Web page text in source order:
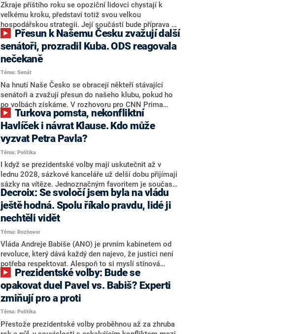
dodal. Řešení u Andreje Babiše ale hodnotit nechtěl.
Zkraje příštího roku se opoziční lidovci chystají k
velkému kroku, představí totiž svou velkou
hospodářskou strategii. Její součástí bude příprava na
stárnutí populace, řekl ve středu na setkání s novináři
nový předseda lidovců Jan Grolich. Ten zároveň v
senátních volbách kandiduje ve Vyškově. Popsal i
aktivitu opozice, o níž vládní strany nebo političtí
komentátoři mluví jako o slabé a v defenzivě. „Je to
úmorná práce upozorňovat na chyby vlády. Ministři s
námi navíc nechodí do debat. Chceme ale ukazovat
svoje témata,“ odpověděl Grolich na dotaz CNN Prima
NEWS.
senátoři, prozradil Kuba. ODS reagovala
nečekaně
Téma: Senát
Na hnutí Naše Česko se obracejí někteří stávající
senátoři a zvažují přesun do našeho klubu, pokud ho
po volbách získáme. V rozhovoru pro CNN Prima
NEWS to řekl zakladatel hnutí a jihočeský hejtman
Martin Kuba. Konkrétní nebyl, ale získat by takto mohl
například senátora Zdeňka Hrabu, který je dnes
součástí klubu ODS a TOP 09. Hraba to na dotaz
redakce nevyloučil. Předseda klubu senátorů ODS
Zdeněk Nytra redakci řekl, že počítá s odchodem
některých senátorů z klubu a že Naše Česko není
nepřítel, ale soupeř.
Havlíček i návrat Klause. Kdo může
vyzvat Petra Pavla?
Téma: Politika
I když se prezidentské volby mají uskutečnit až v
lednu 2028, sázkové kanceláře už delší dobu přijímají
sázky na vítěze. Jednoznačným favoritem je současná
hlava státu Petr Pavel. Daleko za ním pak bookmakeři
zmiňují dva výrazné politiky ANO, tedy premiéra
Andreje Babiše a ministra průmyslu Karla Havlíčka.
Oblíbeným tipem samotných sázkařů je poslanec za
Motoristy Filip Turek. Politolog Jan Kubáček nicméně
o případné kandidatuře kohokoliv ze zmíněné trojice
značně pochybuje. Podle něj současná koalice dosud
nemá osobu, která by Pavlovi mohla konkurovat.
Decroix: Se svoločí jsem byla na vládu
ještě hodná. Spolu říkalo pravdu, lidé ji
nechtěli vidět
Téma: Rozhovor
Vláda Andreje Babiše (ANO) je prvním kabinetem od
revoluce, který dává každý den najevo, že justici není
potřeba respektovat. Alespoň to si myslí stínová
ministryně spravedlnosti ODS Eva Decroix. V
rozhovoru pro CNN Prima NEWS si nebrala servítky
ohledně politického výkonu svého nástupce Jeronýma
Tejce (za ANO) či vládní zmocněnkyně pro lidská
práva Taťány Malé (ANO). Označením „svoloč“ na
adresu vlády prý byla ještě hodná. Decroix se také
opakovat duel Pavel vs. Babiš? Experti
zmiňují pro a proti
Téma: Politika
Přestože prezidentské volby proběhnou až za zhruba